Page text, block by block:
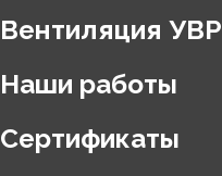
Вентиляция
Наши работы
Сертификаты